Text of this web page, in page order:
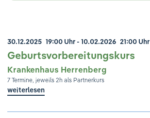
30.12.2025 19:00 Uhr - 10.02.2026 21:00 Uhr
Geburtsvorbereitungskurs
Krankenhaus Herrenberg
7 Termine, jeweils 2h als Partnerkurs
weiterlesen